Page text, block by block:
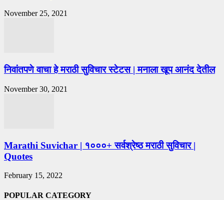
November 25, 2021
निवांतपणे वाचा हे मराठी सुविचार स्टेटस | मनाला खूप आनंद देतील
November 30, 2021
Marathi Suvichar | १०००+ सर्वश्रेष्ठ मराठी सुविचार |
Quotes
February 15, 2022
POPULAR CATEGORY